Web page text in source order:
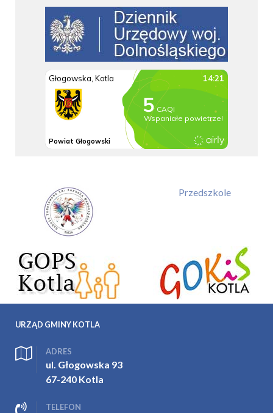
Przedszkole
URZĄD GMINY KOTLA
ADRES
ul. Głogowska 93
67-240 Kotla
TELEFON